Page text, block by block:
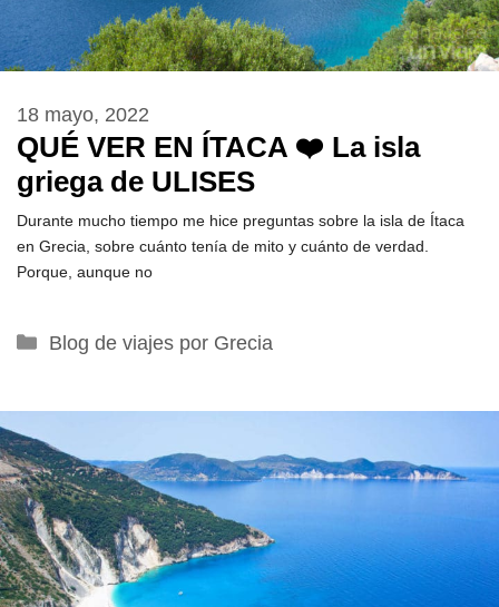
QUÉ VER EN ÍTACA ❤️ La isla
griega de ULISES
18 mayo, 2022
Durante mucho tiempo me hice preguntas sobre la isla de Ítaca
en Grecia, sobre cuánto tenía de mito y cuánto de verdad.
Porque, aunque no
Categorías
Blog de viajes por Grecia